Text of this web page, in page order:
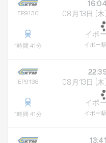
EP9130
1時間 41分
16:04
08月13日 (木)
イポー
イポー駅
EP9138
1時間 41分
08月13日 (木)
イポー
イポー駅
13:41